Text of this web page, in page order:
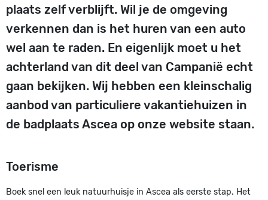
plaats zelf verblijft. Wil je de omgeving
verkennen dan is het huren van een auto
wel aan te raden. En eigenlijk moet u het
achterland van dit deel van Campanië echt
gaan bekijken. Wij hebben een kleinschalig
aanbod van particuliere vakantiehuizen in
de badplaats Ascea op onze website staan.
Toerisme
Boek snel een leuk natuurhuisje in Ascea als eerste stap. Het